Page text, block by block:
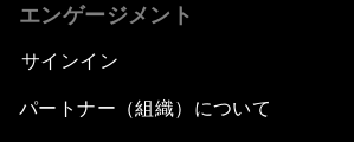
エンゲージメント
サインイン
パートナー（組織）について